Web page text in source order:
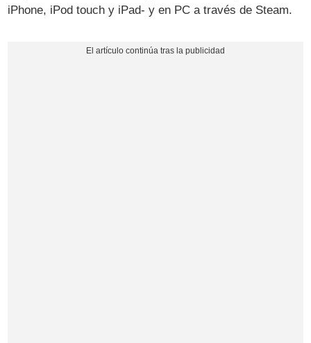
iPhone, iPod touch y iPad- y en PC a través de Steam.